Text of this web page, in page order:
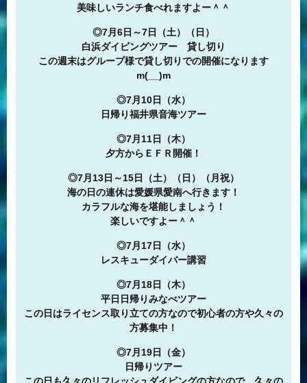
美味しいランチ食べれますよー＾＾
◎7月6日～7日（土）（日）
白浜ダイビングツアー 貸し切り
この週末はグループ様で貸し切りでの開催になります
m(__)m
◎7月10日（水）
日帰り福井県音海ツアー
◎7月11日（木）
夕方からＥＦＲ開催！
◎7月13日～15日（土）（日）（月祝）
海の日の連休は愛媛県愛南へ行きます！
カラフルな海を堪能しましょう！
楽しいですよー＾＾
◎7月17日（水）
レスキューダイバー講習
◎7月18日（木）
平日日帰りみなべツアー
この日はライセンス取り立ての方なので初心者の方や久々の
方募集中！
◎7月19日（金）
日帰りツアー